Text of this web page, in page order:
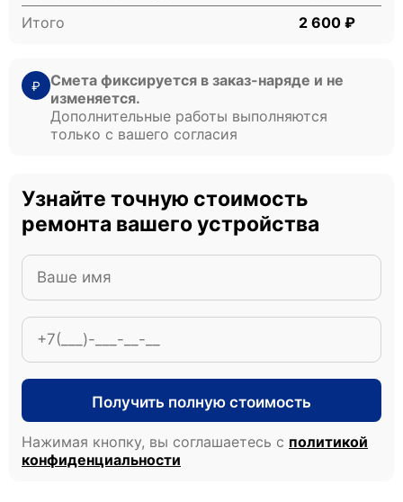
Итого 2 600 ₽
₽
Смета фиксируется в заказ-наряде и не
изменяется.
Дополнительные работы выполняются
только с вашего согласия
Узнайте точную стоимость
ремонта вашего устройства
Получить полную стоимость
Нажимая кнопку, вы соглашаетесь с политикой
конфиденциальности